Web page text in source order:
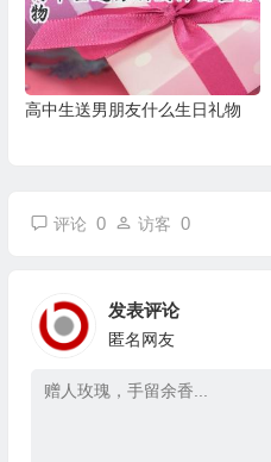
高中生送男朋友什么生日礼物
评论 0 访客 0
发表评论
匿名网友